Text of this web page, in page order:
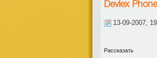
Devlex
13-09-2007,
Рассказать